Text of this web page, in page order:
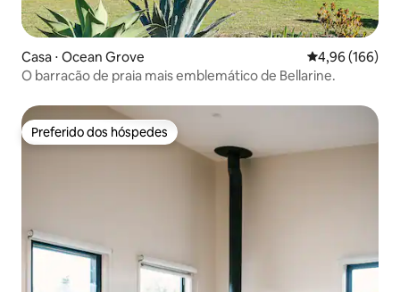
Casa ⋅ Ocean Grove 4,96 de uma
4,96 (166)
O barracão de praia mais emblemático de Bellarine.
Preferido dos hóspedes
Preferido dos hóspedes